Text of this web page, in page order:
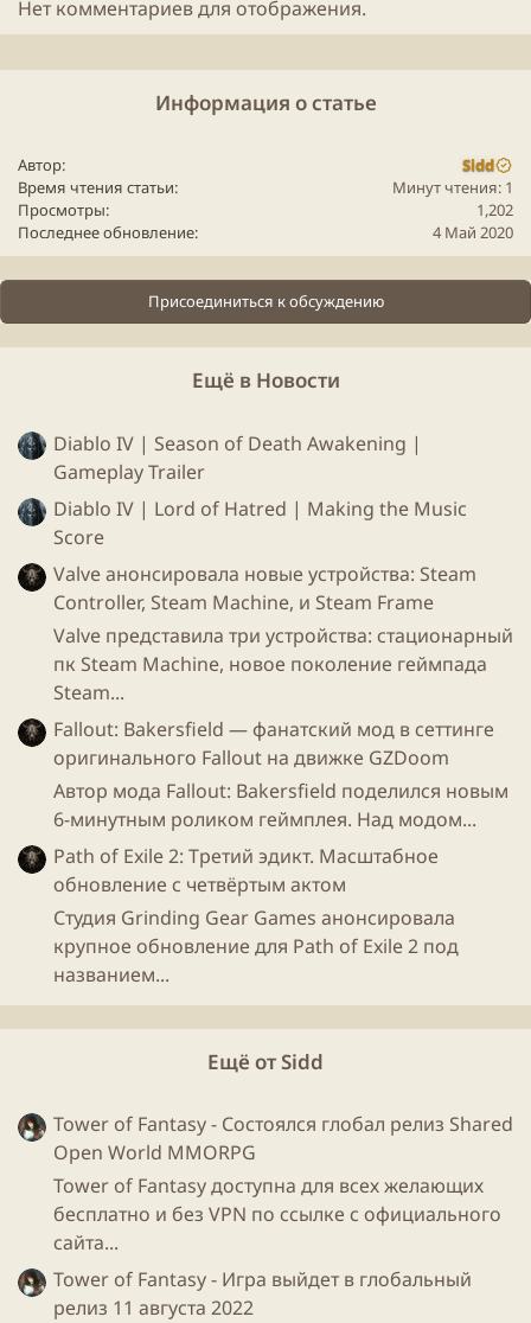
друзьями, будут маленькие сервера на несколько
человек.
ВАЖНО
заказавшие игру на кикстартере.
выйдет в
Steamосенью2020
Это очень круто, когдаигры становятся настоящим
искусством, пусть даже и жертвуя динамичной
механикой и количеством игроков.
youtube" data-media-key="sJuGkGJG9zE" >
Для просмотра этого контента нам потребуется ваше
согласие на установку сторонних файлов cookie.
Более подробную информацию можно найти на нашей
странице файлов cookie
Принимать сторонние файлы Cookie
Нет комментариев для отображения.
Информация о статье
Автор
Sidd
Время чтения статьи
Минут чтения: 1
Просмотры
1,202
Последнее обновление
4 Май 2020
Присоединиться к обсуждению
Ещё в Новости
Diablo IV | Season of Death Awakening |
Gameplay Trailer
Diablo IV | Lord of Hatred | Making the Music
Score
Valve анонсировала новые устройства: Steam
Controller, Steam Machine, и Steam Frame
Valve представила три устройства: стационарный
пк Steam Machine, новое поколение геймпада
Steam...
Fallout: Bakersfield — фанатский мод в сеттинге
оригинального Fallout на движке GZDoom
Автор мода Fallout: Bakersfield поделился новым
6-минутным роликом геймплея. Над модом...
Path of Exile 2: Третий эдикт. Масштабное
обновление с четвёртым актом
Студия Grinding Gear Games анонсировала
крупное обновление для Path of Exile 2 под
названием...
Ещё от Sidd
Tower of Fantasy - Состоялся глобал релиз Shared
Open World MMORPG
Tower of Fantasy доступна для всех желающих
бесплатно и без VPN по ссылке с официального
сайта...
Tower of Fantasy - Игра выйдет в глобальный
релиз 11 августа 2022